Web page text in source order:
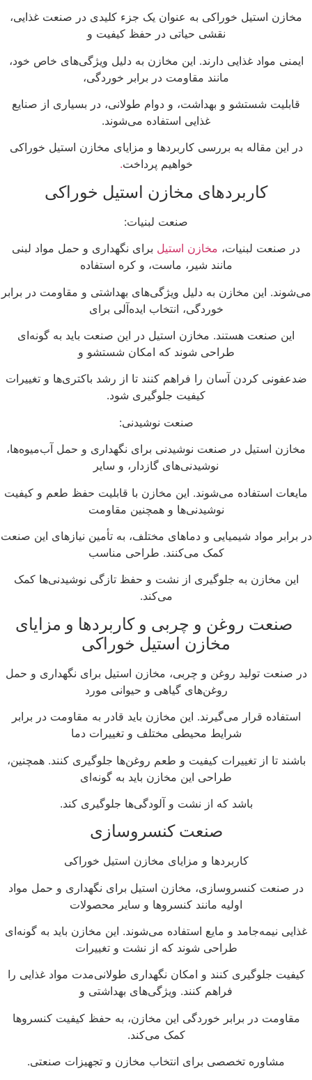
مخازن استیل خوراکی به عنوان یک جزء کلیدی در صنعت غذایی،
نقشی حیاتی در حفظ کیفیت و
ایمنی مواد غذایی دارند. این مخازن به دلیل ویژگی‌های خاص خود،
مانند مقاومت در برابر خوردگی،
قابلیت شستشو و بهداشت، و دوام طولانی، در بسیاری از صنایع
غذایی استفاده می‌شوند.
در این مقاله به بررسی کاربردها و مزایای مخازن استیل خوراکی
خواهیم پرداخت.
کاربردهای مخازن استیل خوراکی
صنعت لبنیات:
در صنعت لبنیات،مخازن استیل برای نگهداری و حمل مواد لبنی
مانند شیر، ماست، و کره استفاده
این مخازن به دلیل ویژگی‌های بهداشتی و مقاومت در برابر
خوردگی، انتخاب ایده‌آلی برای
این صنعت هستند. مخازن استیل در این صنعت باید به گونه‌ای
طراحی شوند که امکان شستشو و
ضدعفونی کردن آسان را فراهم کنند تا از رشد باکتری‌ها و تغییرات
کیفیت جلوگیری شود.
صنعت نوشیدنی:
مخازن استیل در صنعت نوشیدنی برای نگهداری و حمل آب‌میوه‌ها،
نوشیدنی‌های گازدار، و سایر
استفاده می‌شوند. این مخازن با قابلیت حفظ طعم و کیفیت
نوشیدنی‌ها و همچنین مقاومت
برابر مواد شیمیایی و دماهای مختلف، به تأمین نیازهای این صنعت
کمک می‌کنند. طراحی مناسب
این مخازن به جلوگیری از نشت و حفظ تازگی نوشیدنی‌ها کمک
می‌کند.
صنعت روغن و چربی و کاربردها و مزایای
مخازن استیل خوراکی
در صنعت تولید روغن و چربی، مخازن استیل برای نگهداری و حمل
روغن‌های گیاهی و حیوانی مورد
استفاده قرار می‌گیرند. این مخازن باید قادر به مقاومت در برابر
شرایط محیطی مختلف و تغییرات دما
باشند تا از تغییرات کیفیت و طعم روغن‌ها جلوگیری کنند. همچنین،
طراحی این مخازن باید به گونه‌ای
باشد که از نشت و آلودگی‌ها جلوگیری کند.
صنعت کنسروسازی
کاربردها و مزایای مخازن استیل خوراکی
در صنعت کنسروسازی، مخازن استیل برای نگهداری و حمل مواد
اولیه مانند کنسروها و سایر محصولات
غذایی نیمه‌جامد و مایع استفاده می‌شوند. این مخازن باید به گونه‌ای
طراحی شوند که از نشت و تغییرات
کیفیت جلوگیری کنند و امکان نگهداری طولانی‌مدت مواد غذایی را
فراهم کنند. ویژگی‌های بهداشتی و
مقاومت در برابر خوردگی این مخازن، به حفظ کیفیت کنسروها
کمک می‌کند.
مشاوره تخصصی برای انتخاب مخازن و تجهیزات صنعتی.